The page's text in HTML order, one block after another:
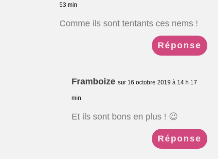
53 min
Comme ils sont tentants ces nems !
Réponse
Framboize sur 16 octobre 2019 à 14 h 17
min
Et ils sont bons en plus ! 😉
Réponse